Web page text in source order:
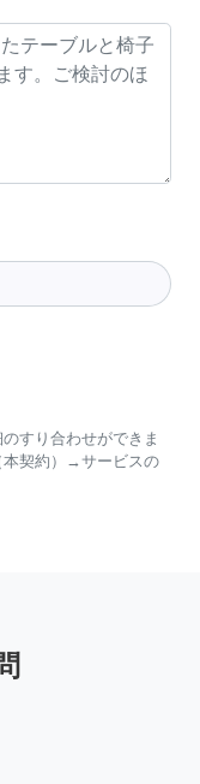
すり合わせができま
本契約）→サービスの